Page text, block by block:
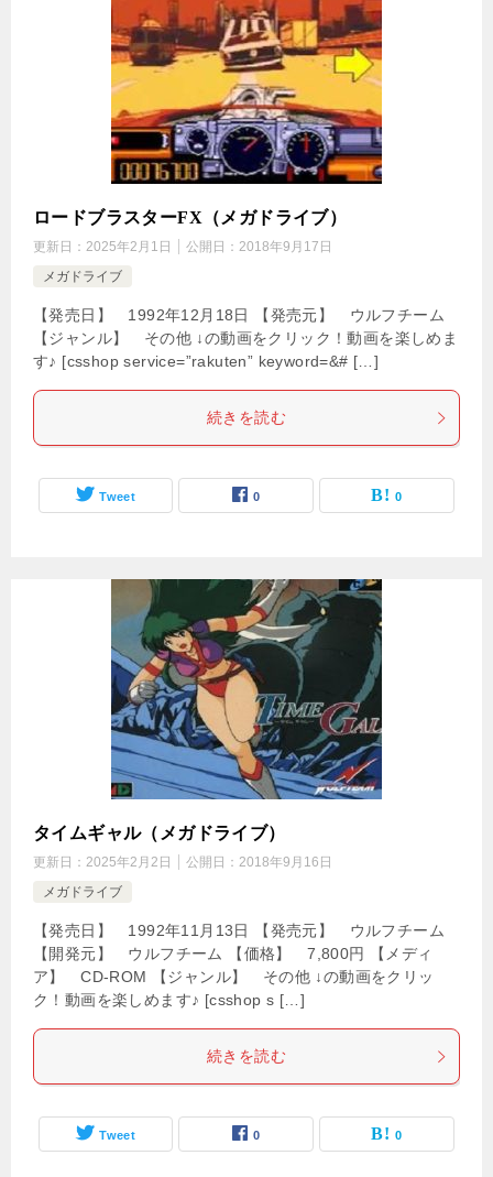
ロードブラスターFX（メガドライブ）
更新日： 2025年2月1日 公開日： 2018年9月17日
メガドライブ
【発売日】 1992年12月18日 【発売元】 ウルフチーム
【ジャンル】 その他 ↓の動画をクリック！動画を楽しめま
す♪ [csshop service=”rakuten” keyword=&# […]
続きを読む
Tweet 0 0
タイムギャル（メガドライブ）
更新日： 2025年2月2日 公開日： 2018年9月16日
メガドライブ
【発売日】 1992年11月13日 【発売元】 ウルフチーム
【開発元】 ウルフチーム 【価格】 7,800円 【メディ
ア】 CD-ROM 【ジャンル】 その他 ↓の動画をクリッ
ク！動画を楽しめます♪ [csshop s […]
続きを読む
Tweet 0 0